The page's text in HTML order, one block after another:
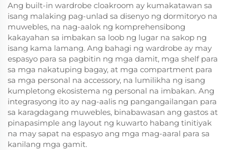
Ang built-in wardrobe cloakroom ay kumakatawan sa
isang malaking pag-unlad sa disenyo ng dormitoryo na
muwebles, na nag-aalok ng komprehensibong
kakayahan sa imbakan sa loob ng lugar na sakop ng
isang kama lamang. Ang bahagi ng wardrobe ay may
espasyo para sa pagbitin ng mga damit, mga shelf para
sa mga nakatuping bagay, at mga compartment para
sa mga personal na accessory, na lumilikha ng isang
kumpletong ekosistema ng personal na imbakan. Ang
integrasyong ito ay nag-aalis ng pangangailangan para
sa karagdagang muwebles, binabawasan ang gastos at
pinapasimple ang layout ng kuwarto habang tinitiyak
na may sapat na espasyo ang mga mag-aaral para sa
kanilang mga gamit.